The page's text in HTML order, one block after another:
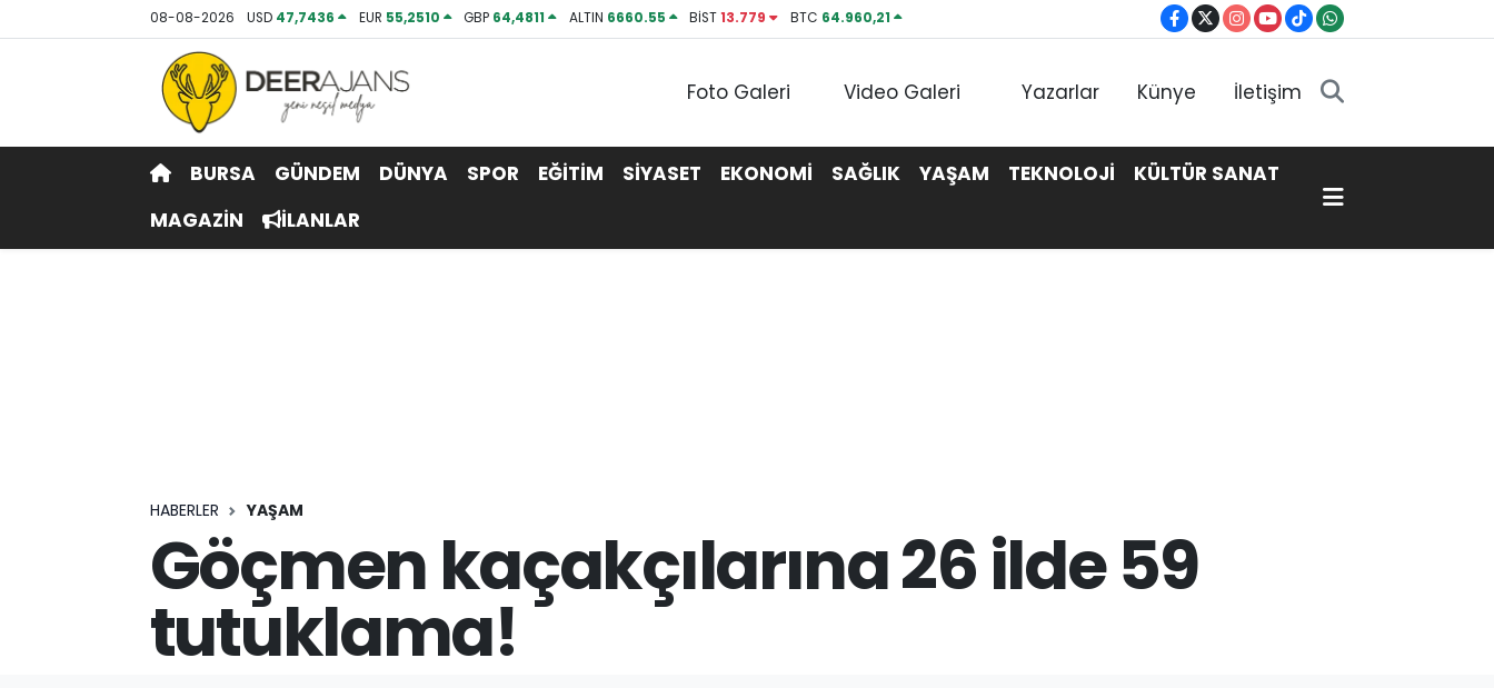
08-08-2026 USD 47,7436 EUR 55,2510 GBP 64,4811 ALTIN 6660.55 BİST13.779 BTC 64.960,21
Foto Galeri Video Galeri Yazarlar Künye İletişim
BURSA GÜNDEM DÜNYA SPOR EĞİTİM SİYASET EKONOMİ SAĞLIK YAŞAM TEKNOLOJİ
KÜLTÜR SANAT
MAGAZİN
İLANLAR
HABERLER YAŞAM
Göçmen kaçakçılarına 26 ilde 59
tutuklama!
Hava Durumu
Trafik Durumu
Tüm Manşetler